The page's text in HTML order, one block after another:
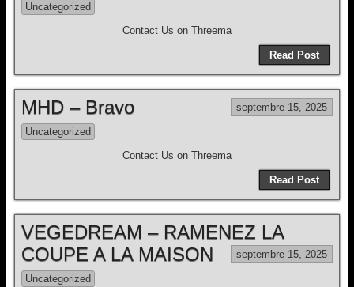
Uncategorized
Contact Us on Threema
Read Post
MHD – Bravo septembre 15, 2025
Uncategorized
Contact Us on Threema
Read Post
VEGEDREAM – RAMENEZ LA
COUPE A LA MAISON
septembre 15, 2025
Uncategorized